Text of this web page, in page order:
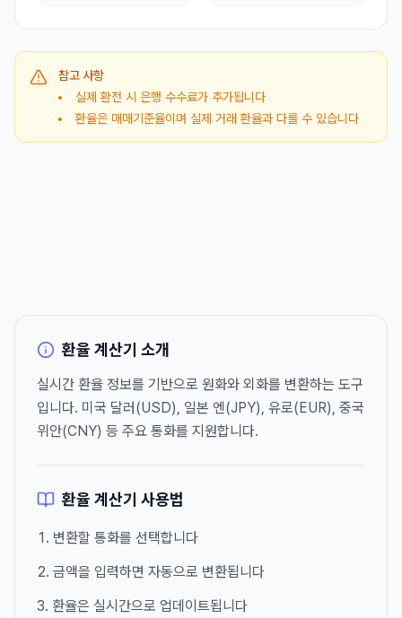
참고 사항
실제 환전 시 은행 수수료가 추가됩니다
환율은 매매기준율이며 실제 거래 환율과 다를 수 있습니다
환율 계산기 소개
실시간 환율 정보를 기반으로 원화와 외화를 변환하는 도구
입니다. 미국 달러(USD), 일본 엔(JPY), 유로(EUR), 중국
위안(CNY) 등 주요 통화를 지원합니다.
환율 계산기 사용법
변환할 통화를 선택합니다
금액을 입력하면 자동으로 변환됩니다
환율은 실시간으로 업데이트됩니다